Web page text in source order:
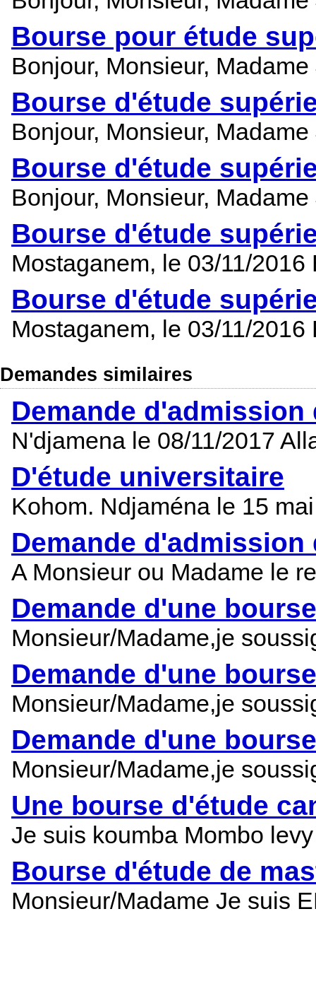
Bourse pour étude
Bonjour, Monsieur,
Bourse d'étude
Bonjour, Monsieur,
Bourse d'étude
Bonjour, Monsieur,
Bourse d'étude
Mostaganem, le 03/11/
Bourse d'étude
Mostaganem, le 03/11/
Demandes similaires
Demande
N'djamena le 08/11/2017
D'étude universitaire
Kohom. Ndjaména le 15
Demande
A Monsieur ou Madame le
Demande d'une
Monsieur/Madame,je
Demande d'une
Monsieur/Madame,je
Demande d'une
Monsieur/Madame,je
Une bourse d'étude
Je suis koumba Mombo
Bourse d'étude de
Monsieur/Madame Je suis